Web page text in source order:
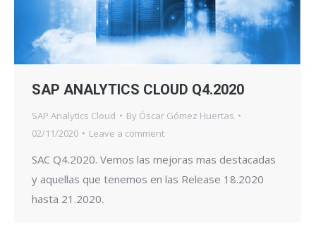
SAP ANALYTICS CLOUD Q4.2020
SAP Analytics Cloud By Óscar Gómez Huertas
02/11/2020
Leave a comment
SAC Q4.2020. Vemos las mejoras mas destacadas
y aquellas que tenemos en las Release 18.2020
hasta 21.2020.